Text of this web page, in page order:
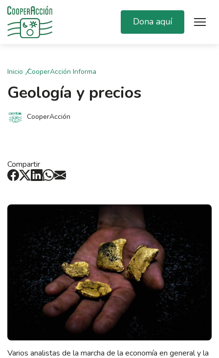
Dona aquí
Inicio CooperAcción Informa
Geología y precios
CooperAcción
Compartir
Varios analistas de la marcha de la economía en general y la